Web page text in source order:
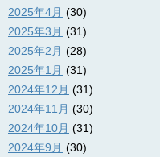
2025年4月 (30)
2025年3月 (31)
2025年2月 (28)
2025年1月 (31)
2024年12月 (31)
2024年11月 (30)
2024年10月 (31)
2024年9月 (30)